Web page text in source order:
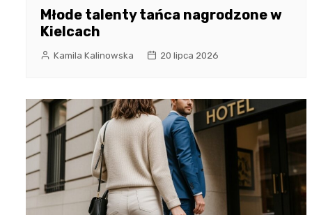
Młode talenty tańca nagrodzone w
Kielcach
Kamila Kalinowska 20 lipca 2026